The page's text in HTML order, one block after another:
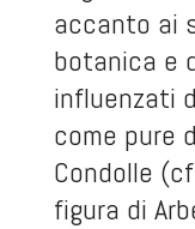
accanto ai
botanica e
influenzati
come pure
Condolle
figura di